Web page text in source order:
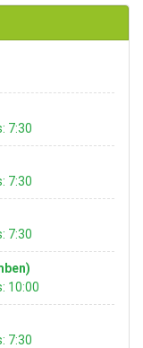
7:30
7:30
7:30
10:00
7:30